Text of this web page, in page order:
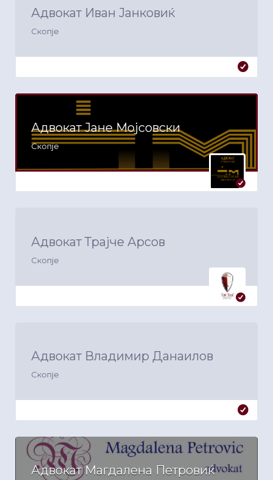
Адвокат Иван Јанковиќ
Скопје
Адвокат Јане Мојсовски
Скопје
Адвокат Трајче Арсов
Скопје
Адвокат Владимир Данаилов
Скопје
Адвокат Магдалена Петровиќ